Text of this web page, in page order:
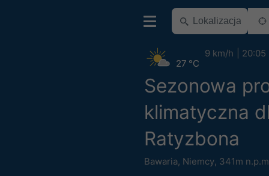
Sezonowa
klimatyczna
Ratyzbona
Bawaria, Niemcy, 341m
27 °C
9 km/h 20:05